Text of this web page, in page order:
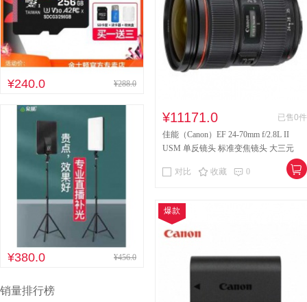
¥240.0 ¥288.0
¥380.0 ¥456.0
销量排行榜
¥11171.0
已售0件
佳能（Canon）EF 24-70mm f/2.8L II
USM 单反镜头 标准变焦镜头 大三元
对比 收藏 0
爆款